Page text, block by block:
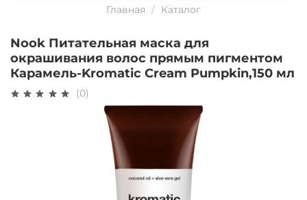
Главная Каталог
Nook Питательная маска для
окрашивания волос прямым пигментом
Карамель-Kromatic Cream Pumpkin,150 мл
(0)